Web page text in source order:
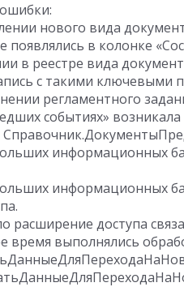
нового вида
появлялись в колонке
в реестре вида
с такими ключевыми
регламентного
событиях»
информационных
информационных
расширение доступа
время выполнялись